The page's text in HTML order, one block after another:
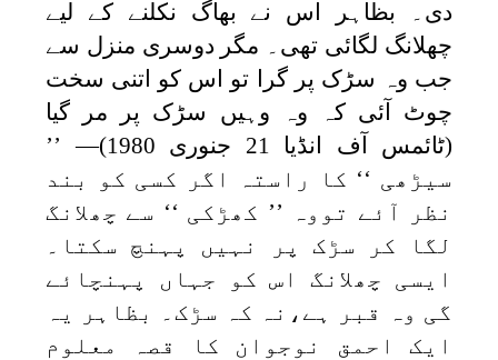
دی۔ بظاہر اس نے بھاگ نکلنے کے لیے
چھلانگ لگائی تھی۔ مگر دوسری منزل سے
جب وہ سڑک پر گرا تو اس کو اتنی سخت
چوٹ آئی کہ وہ وہیں سڑک پر مر گیا
(ٹائمس آف انڈیا 21 جنوری 1980)— ’’
سیڑھی ‘‘ کا راستہ اگر کسی کو بند
نظر آئے تووہ ’’ کھڑکی ‘‘ سے چھلانگ
لگا کر سڑک پر نہیں پہنچ سکتا۔
ایسی چھلانگ اس کو جہاں پہنچائے
گی وہ قبر ہے،نہ کہ سڑک۔ بظاہر یہ
ایک احمق نوجوان کا قصہ معلوم